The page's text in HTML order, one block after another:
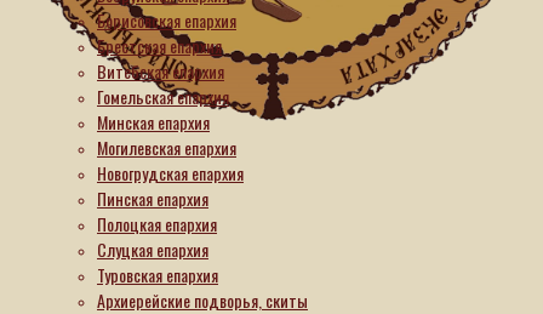
Борисовская епархия
Брестская епархия
Витебская епархия
Гомельская епархия
Минская епархия
Могилевская епархия
Новогрудская епархия
Пинская епархия
Полоцкая епархия
Слуцкая епархия
Туровская епархия
Архиерейские подворья, скиты
Православной
Церкви